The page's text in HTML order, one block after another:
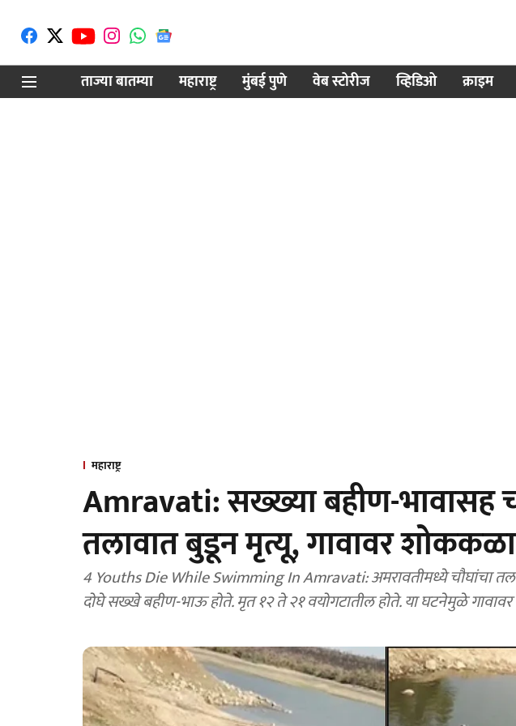
ताज्या बातम्या
महाराष्ट्र मुंबई पुणे वेब स्टोरीज व्हिडिओ क्राइम
महाराष्ट्र
Amravati: सख्ख्या बहीण-भावासह
तलावात बुडून मृत्यू, गावावर शोककळा
4 Youths Die While Swimming In Amravati: अमरावतीमध्ये चौघांचा
दोघे सख्खे बहीण-भाऊ होते. मृत १२ ते २१ वयोगटातील होते. या घटनेमुळे